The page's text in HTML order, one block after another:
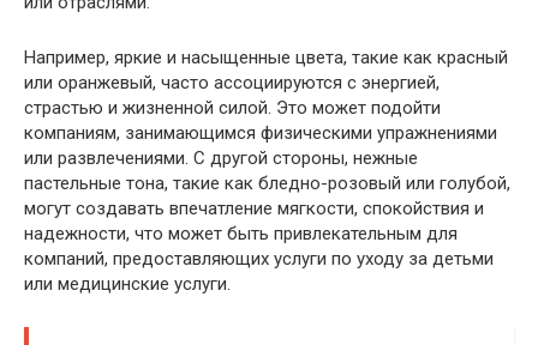
Например, яркие и насыщенные цвета, такие как красный
или оранжевый, часто ассоциируются с энергией,
страстью и жизненной силой. Это может подойти
компаниям, занимающимся физическими упражнениями
или развлечениями. С другой стороны, нежные
пастельные тона, такие как бледно-розовый или голубой,
могут создавать впечатление мягкости, спокойствия и
надежности, что может быть привлекательным для
компаний, предоставляющих услуги по уходу за детьми
или медицинские услуги.